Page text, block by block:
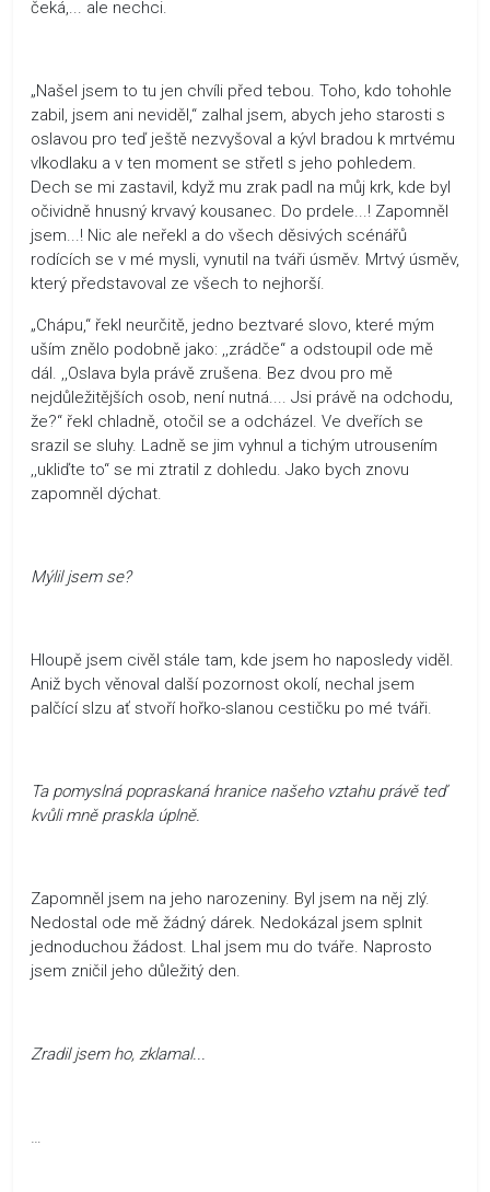
čeká,... ale nechci.
„Našel jsem to tu jen chvíli před tebou. Toho, kdo tohohle
zabil, jsem ani neviděl,“ zalhal jsem, abych jeho starosti s
oslavou pro teď ještě nezvyšoval a kývl bradou k mrtvému
vlkodlaku a v ten moment se střetl s jeho pohledem.
Dech se mi zastavil, když mu zrak padl na můj krk, kde byl
očividně hnusný krvavý kousanec. Do prdele...! Zapomněl
jsem...! Nic ale neřekl a do všech děsivých scénářů
rodících se v mé mysli, vynutil na tváři úsměv. Mrtvý úsměv,
který představoval ze všech to nejhorší.
„Chápu,“ řekl neurčitě, jedno beztvaré slovo, které mým
uším znělo podobně jako: ,,zrádče“ a odstoupil ode mě
dál. ,,Oslava byla právě zrušena. Bez dvou pro mě
nejdůležitějších osob, není nutná.... Jsi právě na odchodu,
že?“ řekl chladně, otočil se a odcházel. Ve dveřích se
srazil se sluhy. Ladně se jim vyhnul a tichým utrousením
,,ukliďte to“ se mi ztratil z dohledu. Jako bych znovu
zapomněl dýchat.
Mýlil jsem se?
Hloupě jsem civěl stále tam, kde jsem ho naposledy viděl.
Aniž bych věnoval další pozornost okolí, nechal jsem
palčící slzu ať stvoří hořko-slanou cestičku po mé tváři.
Ta pomyslná popraskaná hranice našeho vztahu právě teď
kvůli mně praskla úplně.
Zapomněl jsem na jeho narozeniny. Byl jsem na něj zlý.
Nedostal ode mě žádný dárek. Nedokázal jsem splnit
jednoduchou žádost. Lhal jsem mu do tváře. Naprosto
jsem zničil jeho důležitý den.
Zradil jsem ho, zklamal...
…